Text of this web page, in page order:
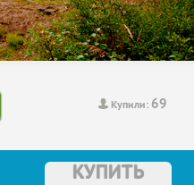
Купили: 69
КУПИТЬ